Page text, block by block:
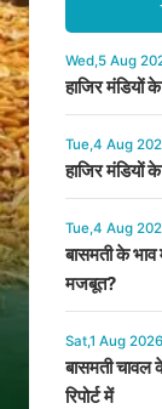
Wed,5 Aug
हाजिर मंडियों
Tue,4 Aug
हाजिर मंडियों
Tue,4 Aug
बासमती के
मजबूत?
Sat,1 Aug 2026
बासमती चावल
रिपोर्ट में